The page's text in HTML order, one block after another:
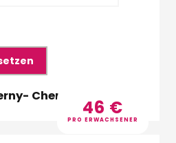
Chenonceau – DE
46 €
PRO ERWACHSENER